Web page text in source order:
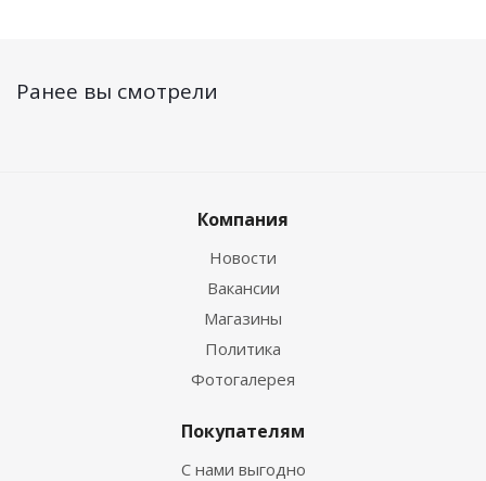
Ранее вы смотрели
Компания
Новости
Вакансии
Магазины
Политика
Фотогалерея
Покупателям
С нами выгодно